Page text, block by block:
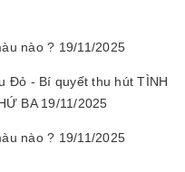
nào ? 19/11/2025
Đỏ - Bí quyết thu hút TÌNH
BA 19/11/2025
nào ? 19/11/2025